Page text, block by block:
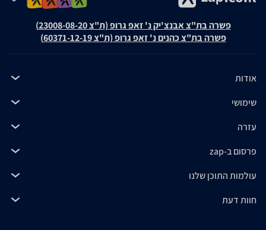
פשרה בת"צ אבנצ'יק נ' זאפ גרופ (ת"צ 23008-08-20)
פשרה בת"צ כהנים נ' זאפ גרופ (ת"צ 60371-12-19)
אודות
שימושי
עזרה
פרסום ב-zap
עולמות התוכן שלנו
חוות דעת